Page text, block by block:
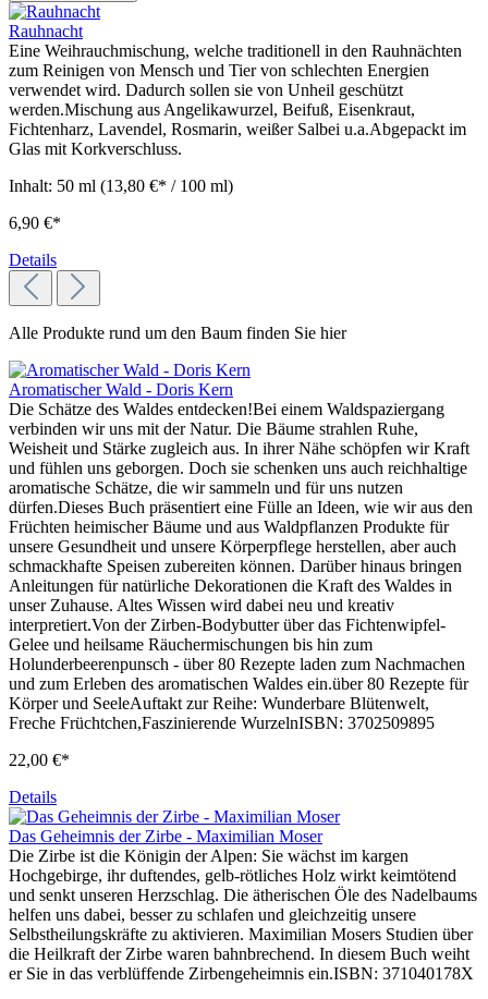
Rauhnacht
Eine Weihrauchmischung, welche traditionell in den Rauhnächten
zum Reinigen von Mensch und Tier von schlechten Energien
verwendet wird. Dadurch sollen sie von Unheil geschützt
werden.Mischung aus Angelikawurzel, Beifuß, Eisenkraut,
Fichtenharz, Lavendel, Rosmarin, weißer Salbei u.a.Abgepackt im
Glas mit Korkverschluss.
Inhalt: 50 ml (13,80 €* / 100 ml)
6,90 €*
Details
Alle Produkte rund um den Baum finden Sie hier
Aromatischer Wald - Doris Kern
Die Schätze des Waldes entdecken!Bei einem Waldspaziergang
verbinden wir uns mit der Natur. Die Bäume strahlen Ruhe,
Weisheit und Stärke zugleich aus. In ihrer Nähe schöpfen wir Kraft
und fühlen uns geborgen. Doch sie schenken uns auch reichhaltige
aromatische Schätze, die wir sammeln und für uns nutzen
dürfen.Dieses Buch präsentiert eine Fülle an Ideen, wie wir aus den
Früchten heimischer Bäume und aus Waldpflanzen Produkte für
unsere Gesundheit und unsere Körperpflege herstellen, aber auch
schmackhafte Speisen zubereiten können. Darüber hinaus bringen
Anleitungen für natürliche Dekorationen die Kraft des Waldes in
unser Zuhause. Altes Wissen wird dabei neu und kreativ
interpretiert.Von der Zirben-Bodybutter über das Fichtenwipfel-
Gelee und heilsame Räuchermischungen bis hin zum
Holunderbeerenpunsch - über 80 Rezepte laden zum Nachmachen
und zum Erleben des aromatischen Waldes ein.über 80 Rezepte für
Körper und SeeleAuftakt zur Reihe: Wunderbare Blütenwelt,
Freche Früchtchen,Faszinierende WurzelnISBN: 3702509895
22,00 €*
Details
Das Geheimnis der Zirbe - Maximilian Moser
Die Zirbe ist die Königin der Alpen: Sie wächst im kargen
Hochgebirge, ihr duftendes, gelb-rötliches Holz wirkt keimtötend
und senkt unseren Herzschlag. Die ätherischen Öle des Nadelbaums
helfen uns dabei, besser zu schlafen und gleichzeitig unsere
Selbstheilungskräfte zu aktivieren. Maximilian Mosers Studien über
die Heilkraft der Zirbe waren bahnbrechend. In diesem Buch weiht
er Sie in das verblüffende Zirbengeheimnis ein.ISBN: 371040178X